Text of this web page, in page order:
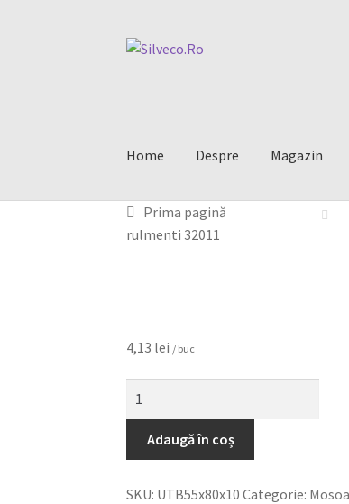
Home Despre Magazin
Prima pagină
rulmenti 32011
4,13 lei / buc
Adaugă în coș
SKU: UTB55x80x10 Categorie: